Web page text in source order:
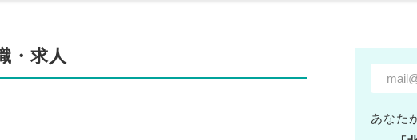
・求人
あなた